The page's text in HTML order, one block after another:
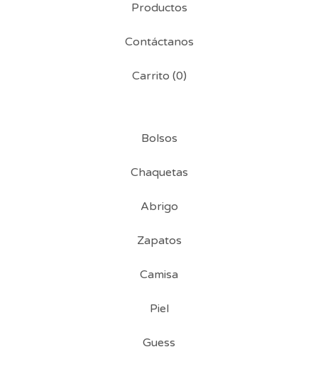
Productos
Contáctanos
Carrito (0)
Bolsos
Chaquetas
Abrigo
Zapatos
Camisa
Piel
Guess